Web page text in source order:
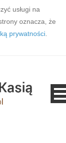
usługi na
oznacza, że
prywatności.